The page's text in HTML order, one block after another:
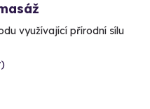
využívající přírodní sílu